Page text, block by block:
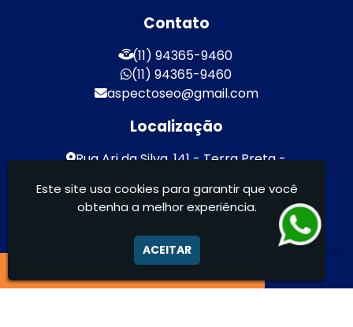
Contato
(11) 94365-9460
(11) 94365-9460
aspectoseo@gmail.com
Localização
Rua Ari da Silva, 141 - Terra Preta -
Aspecto Comunicação Visual Ltda -
Este site usa cookies para garantir que você
obtenha a melhor experiência.
ACEITAR